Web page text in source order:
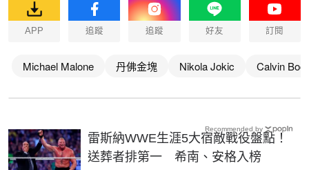
APP 追蹤 追蹤 好友 訂閱
Michael Malone 丹佛金塊 Nikola Jokic Calvin
雷斯納WWE生涯5大宿敵戰役盤點！
送葬者排第一 希南、安格入榜
Recommended by